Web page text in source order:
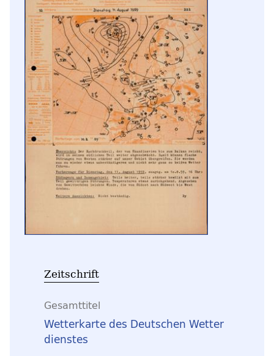
Zeitschrift
Gesamttitel
Wetterkarte des Deutschen Wetter
dienstes